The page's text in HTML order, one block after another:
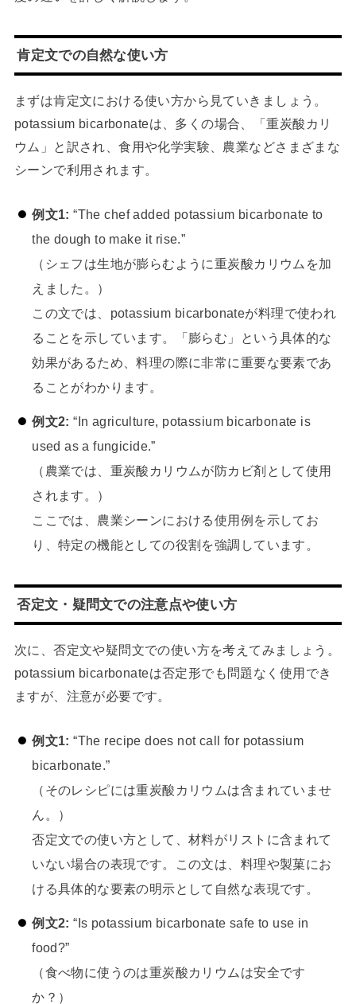
肯定文での自然な使い方
まずは肯定文における使い方から見ていきましょう。
potassium bicarbonateは、多くの場合、「重炭酸カリ
ウム」と訳され、食用や化学実験、農業などさまざまな
シーンで利用されます。
例文1: “The chef added potassium bicarbonate to
the dough to make it rise.”
（シェフは生地が膨らむように重炭酸カリウムを加
えました。）
この文では、potassium bicarbonateが料理で使われ
ることを示しています。「膨らむ」という具体的な
効果があるため、料理の際に非常に重要な要素であ
ることがわかります。
例文2: “In agriculture, potassium bicarbonate is
used as a fungicide.”
（農業では、重炭酸カリウムが防カビ剤として使用
されます。）
ここでは、農業シーンにおける使用例を示してお
り、特定の機能としての役割を強調しています。
否定文・疑問文での注意点や使い方
次に、否定文や疑問文での使い方を考えてみましょう。
potassium bicarbonateは否定形でも問題なく使用でき
ますが、注意が必要です。
例文1: “The recipe does not call for potassium
bicarbonate.”
（そのレシピには重炭酸カリウムは含まれていませ
ん。）
否定文での使い方として、材料がリストに含まれて
いない場合の表現です。この文は、料理や製菓にお
ける具体的な要素の明示として自然な表現です。
例文2: “Is potassium bicarbonate safe to use in
food?”
（食べ物に使うのは重炭酸カリウムは安全です
か？）